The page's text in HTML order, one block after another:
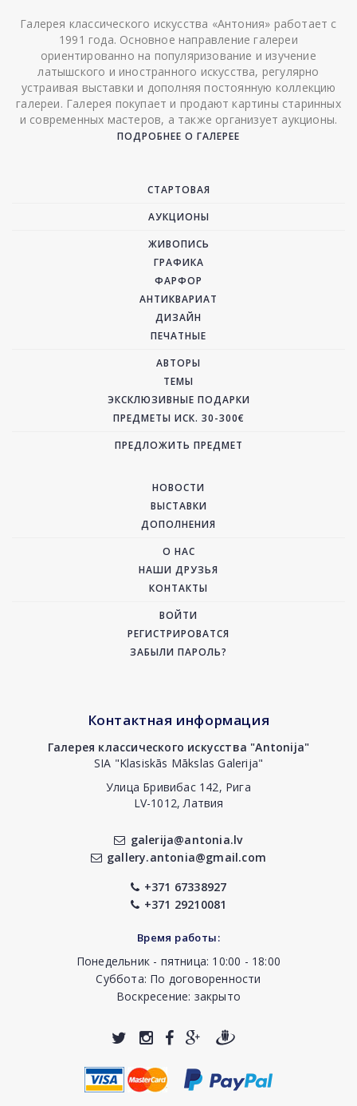
Галерея классического искусства «Антония» работает с
1991 года. Основное направление галереи
ориентированно на популяризование и изучение
латышского и иностранного искусства, регулярно
устраивая выставки и дополняя постоянную коллекцию
галереи. Галерея покупает и продают картины старинных
и современных мастеров, а также организует аукционы.
ПОДРОБНЕЕ О ГАЛЕРЕЕ
СТАРТОВАЯ
АУКЦИОНЫ
ЖИВОПИСЬ
ГРАФИКА
ФАРФОР
АНТИКВАРИАТ
ДИЗАЙН
ПЕЧАТНЫЕ
АВТОРЫ
ТЕМЫ
ЭКСКЛЮЗИВНЫЕ ПОДАРКИ
ПРЕДМЕТЫ ИСК. 30-300€
ПРЕДЛОЖИТЬ ПРЕДМЕТ
НОВОСТИ
ВЫСТАВКИ
ДОПОЛНЕНИЯ
О НАС
НАШИ ДРУЗЬЯ
КОНТАКТЫ
ВОЙТИ
РЕГИСТРИРОВАТСЯ
ЗАБЫЛИ ПАРОЛЬ?
Контактная информация
Галерея классического искусства "Antonija"
SIA "Klasiskās Mākslas Galerija"
Улица Бривибас 142, Рига
LV-1012, Латвия
galerija@antonia.lv
gallery.antonia@gmail.com
+371 67338927
+371 29210081
Время работы:
Понедельник - пятница: 10:00 - 18:00
Суббота: По договоренности
Воскресение: закрыто